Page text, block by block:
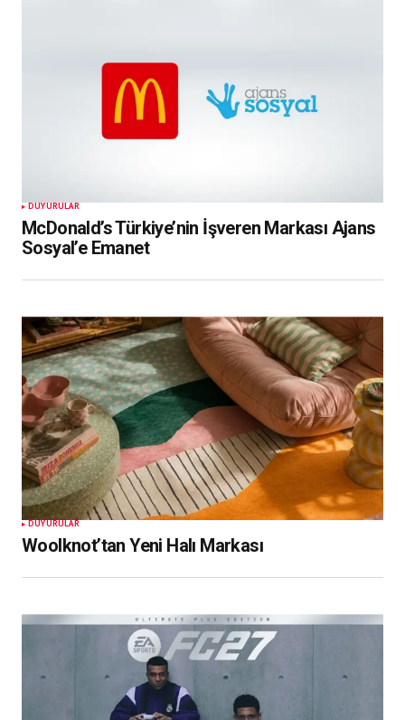
DUYURULAR
McDonald’s Türkiye’nin İşveren Markası Ajans
Sosyal’e Emanet
DUYURULAR
Woolknot’tan Yeni Halı Markası